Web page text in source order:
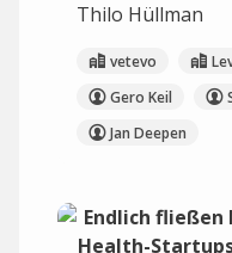
Thilo Hüllman
vetevo
Gero Keil
Jan Deepen